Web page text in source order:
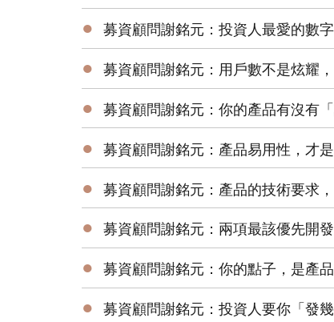
● 募資顧問謝銘元：投資人最愛的數
● 募資顧問謝銘元：用戶數不是炫耀
● 募資顧問謝銘元：你的產品有沒有
● 募資顧問謝銘元：產品易用性，才
● 募資顧問謝銘元：產品的技術要求
● 募資顧問謝銘元：兩項最該優先開發
● 募資顧問謝銘元：你的點子，是產
● 募資顧問謝銘元：投資人要你「發